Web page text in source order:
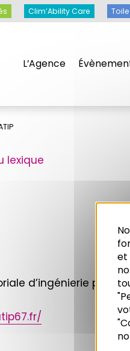
L’Agence
Clim’Ability Care
Recherche
lexique
d’ingénierie
et